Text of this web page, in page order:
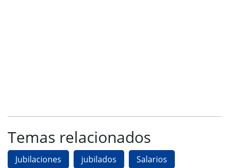
Temas relacionados
Jubilaciones jubilados
Salarios